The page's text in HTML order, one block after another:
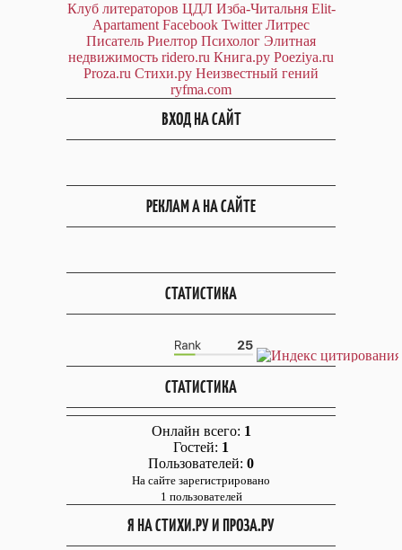
Клуб литераторов ЦДЛ Изба-Читальня Elit-
Apartament Facebook Twitter Литрес
Писатель Риелтор Психолог Элитная
недвижимость ridero.ru Книга.ру Poeziya.ru
Proza.ru Стихи.ру Неизвестный гений
ryfma.com
ВХОД НА САЙТ
РЕКЛАМ А НА САЙТЕ
СТАТИСТИКА
СТАТИСТИКА
Онлайн всего: 1
Гостей: 1
Пользователей: 0
На сайте зарегистрировано
1 пользователей
Я НА СТИХИ.РУ И ПРОЗА.РУ